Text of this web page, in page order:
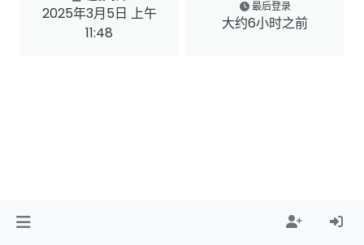
2025年3月5日 上午
11:48
最后登录
大约6小时之前